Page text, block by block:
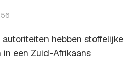
hebben stoffelijke
een Zuid-Afrikaans